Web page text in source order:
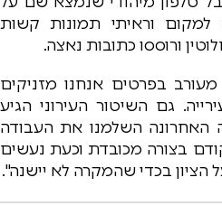
וראיתי תמונות קשות
ורוססו כתובות נאצה.
בפרטים אנחנו מזניקים
גם השיטור העירוני הגיע
האחרונה השלמנו את העבודה
בצורה מכובדת וכעת נעשים
בכדי שהמקרה לא יישנה".